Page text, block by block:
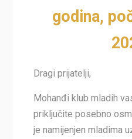
godina,
Dragi prijatelji,
Mohanđi klub mladih
priključite posebno
je namijenjen mladima